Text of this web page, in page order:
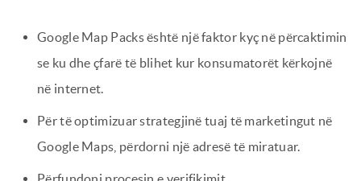
Google Map Packs është një faktor kyç në përcaktimin
se ku dhe çfarë të blihet kur konsumatorët kërkojnë
në internet.
Për të optimizuar strategjinë tuaj të marketingut në
Google Maps, përdorni një adresë të miratuar.